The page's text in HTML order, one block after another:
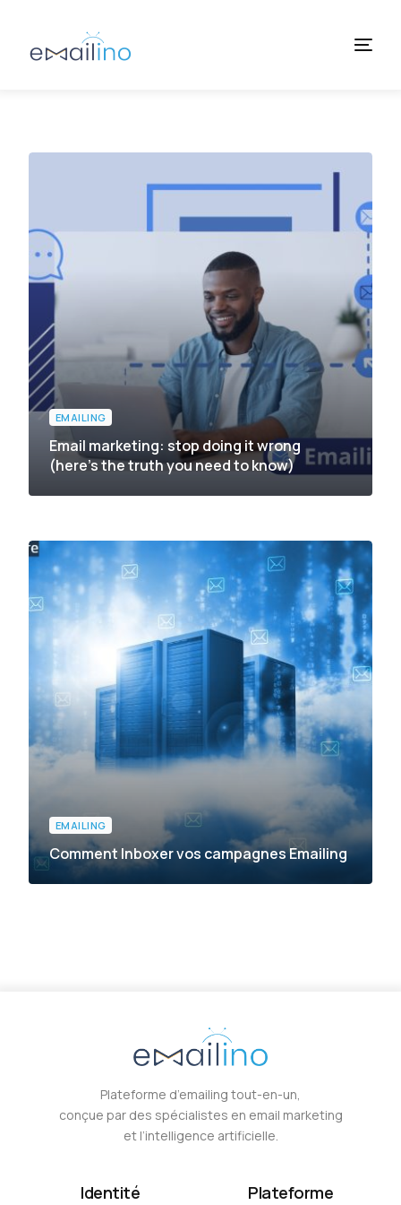
EMAILING
Email marketing: stop doing it wrong
(here’s the truth you need to know)
EMAILING
Comment Inboxer vos campagnes Emailing
EMAILING
Plateforme d’emailing tout-en-un,
conçue par des spécialistes en email marketing
et l’intelligence artificielle.
Identité Plateforme
Tarifs
Learn
Contact